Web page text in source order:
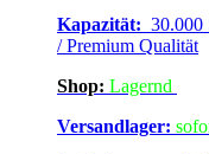
Kapazität: 30.000
/ Premium Qualität
Shop: Lagernd
Versandlager: